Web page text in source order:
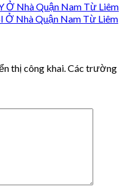
Ở Nhà Quận Nam Từ Liêm
Ở Nhà Quận Nam Từ Liêm
thị công khai. Các trường